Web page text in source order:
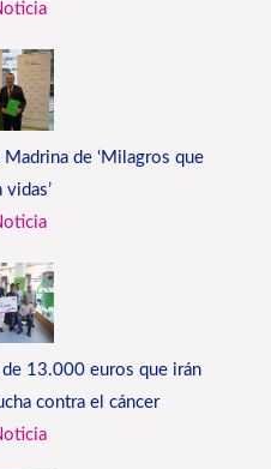
Madrina de ‘Milagros que
vidas’
13.000 euros que irán
contra el cáncer